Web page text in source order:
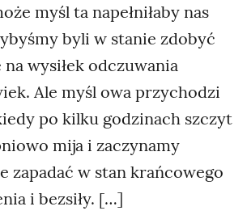
myśl ta napełniłaby nas
byli w stanie zdobyć
na wysiłek odczuwania
Ale myśl owa przychodzi
po kilku godzinach szczyt
mija i zaczynamy
zapadać w stan krańcowego
i bezsiły. […]